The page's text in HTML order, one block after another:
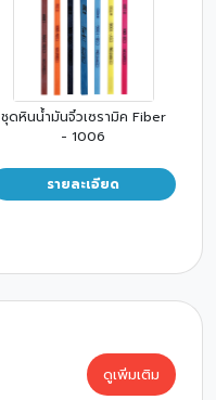
ชุดหินน้ำมันจิ๋วเซรามิค Fiber
- 1006
รายละเอียด
ดูเพิ่มเติม